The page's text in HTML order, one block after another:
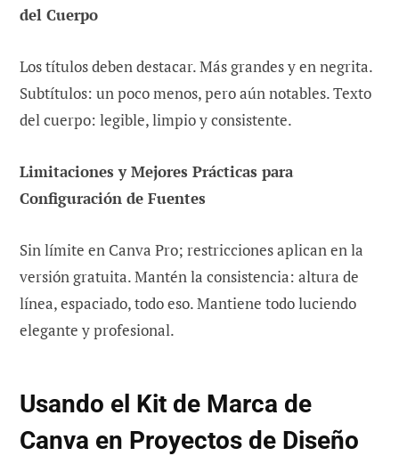
del Cuerpo
Los títulos deben destacar. Más grandes y en negrita.
Subtítulos: un poco menos, pero aún notables. Texto
del cuerpo: legible, limpio y consistente.
Limitaciones y Mejores Prácticas para
Configuración de Fuentes
Sin límite en Canva Pro; restricciones aplican en la
versión gratuita. Mantén la consistencia: altura de
línea, espaciado, todo eso. Mantiene todo luciendo
elegante y profesional.
Usando el Kit de Marca de
Canva en Proyectos de Diseño